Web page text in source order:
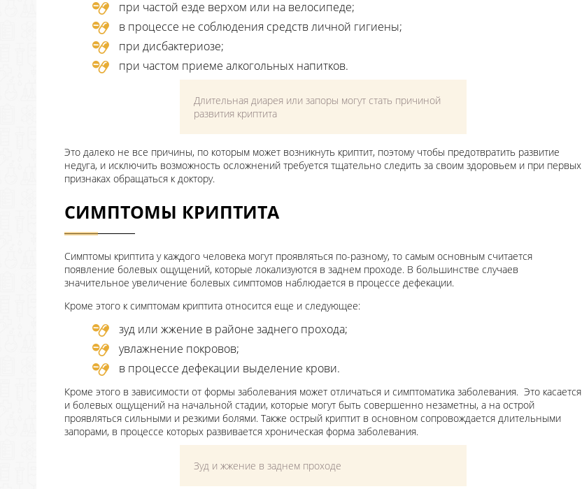
при частой езде верхом или на велосипеде;
в процессе не соблюдения средств личной гигиены;
при дисбактериозе;
при частом приеме алкогольных напитков.
Длительная диарея или запоры могут стать причиной
развития криптита
Это далеко не все причины, по которым может возникнуть криптит, поэтому чтобы предотвратить развитие
недуга, и исключить возможность осложнений требуется тщательно следить за своим здоровьем и при первых
признаках обращаться к доктору.
СИМПТОМЫ КРИПТИТА
Симптомы криптита у каждого человека могут проявляться по-разному, то самым основным считается
появление болевых ощущений, которые локализуются в заднем проходе. В большинстве случаев
значительное увеличение болевых симптомов наблюдается в процессе дефекации.
Кроме этого к симптомам криптита относится еще и следующее:
зуд или жжение в районе заднего прохода;
увлажнение покровов;
в процессе дефекации выделение крови.
Кроме этого в зависимости от формы заболевания может отличаться и симптоматика заболевания. Это касается
и болевых ощущений на начальной стадии, которые могут быть совершенно незаметны, а на острой
проявляться сильными и резкими болями. Также острый криптит в основном сопровождается длительными
запорами, в процессе которых развивается хроническая форма заболевания.
Зуд и жжение в заднем проходе